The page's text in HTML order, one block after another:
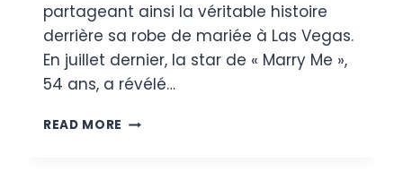
partageant ainsi la véritable histoire
derrière sa robe de mariée à Las Vegas.
En juillet dernier, la star de « Marry Me »,
54 ans, a révélé…
READ MORE JENNIFER